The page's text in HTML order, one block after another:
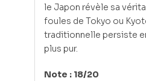
le Japon révèle sa
foules de Tokyo ou
traditionnelle persiste
plus pur.
Note : 18/20